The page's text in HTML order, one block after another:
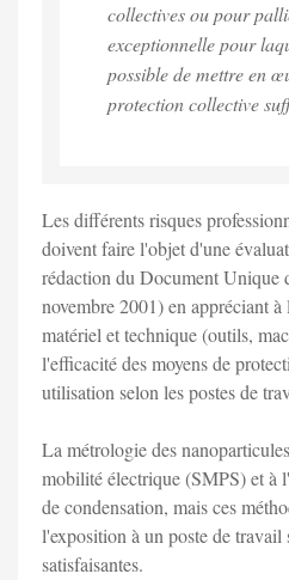
collectives ou pour
exceptionnelle pour
possible de mettre en
protection collective
Les différents risques
doivent faire l'objet d'une
rédaction du Document Unique
novembre 2001) en appréciant
matériel et technique (outils,
l'efficacité des moyens de
utilisation selon les postes de
La métrologie des
mobilité électrique (SMPS) et à
de condensation, mais ces
l'exposition à un poste de travail
satisfaisantes.